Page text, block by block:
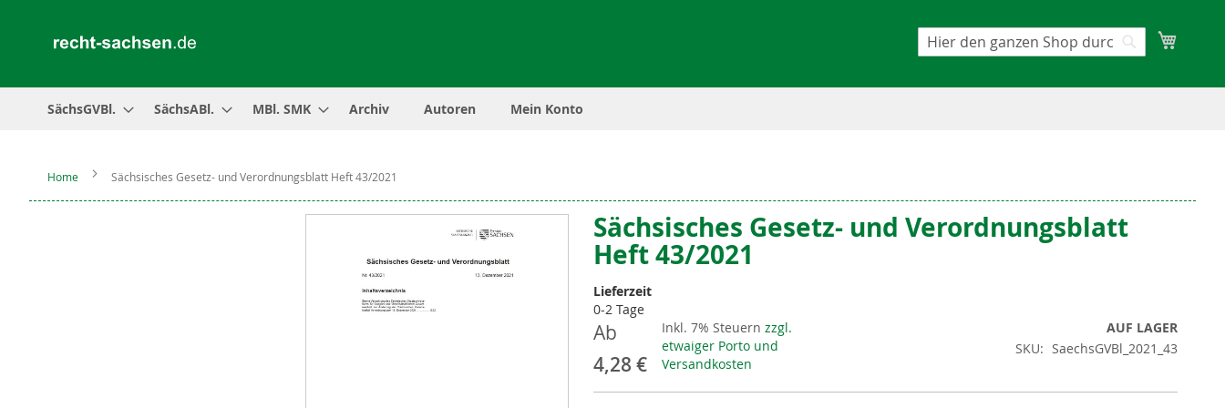
Suche
SächsGVBl. SächsABl. MBl. SMK Archiv Autoren Mein Konto
Home Sächsisches Gesetz- und Verordnungsblatt Heft 43/2021
Sächsisches Gesetz- und Verordnungsblatt
Heft 43/2021
Lieferzeit
0-2 Tage
Ab
4,28 €
Inkl. 7% Steuern zzgl.
etwaiger Porto und
Versandkosten
AUF LAGER
SKU
SaechsGVBl_2021_43
Bildergalerie